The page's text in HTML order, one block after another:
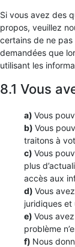
Si vous avez des
propos, veuillez
certains de ne pas
demandées que
utilisant les
8.1 Vous
Vous
Vous
traitons à
Vous
plus
accès aux
Vous
juridiques et
Vous
problème
Nous